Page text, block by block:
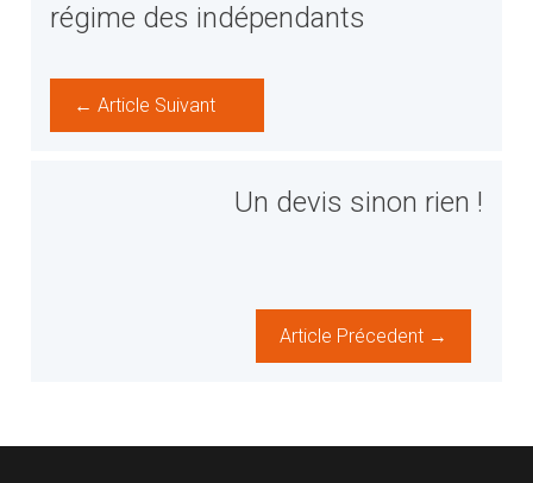
régime des indépendants
← Article Suivant
Un devis sinon rien !
Article Précedent →